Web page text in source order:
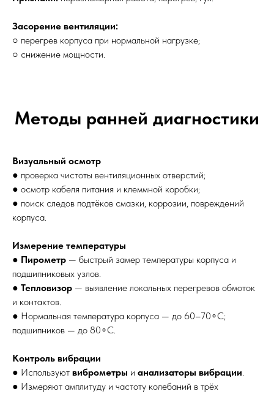
Засорение вентиляции:
○ перегрев корпуса при нормальной нагрузке;
○ снижение мощности.
Методы ранней диагностики
Визуальный осмотр
● проверка чистоты вентиляционных отверстий;
● осмотр кабеля питания и клеммной коробки;
● поиск следов подтёков смазки, коррозии, повреждений
корпуса.
Измерение температуры
● Пирометр — быстрый замер температуры корпуса и
подшипниковых узлов.
● Тепловизор — выявление локальных перегревов обмоток
и контактов.
● Нормальная температура корпуса — до 60–70∘C;
подшипников — до 80∘C.
Контроль вибрации
● Используют виброметры и анализаторы вибрации.
● Измеряют амплитуду и частоту колебаний в трёх